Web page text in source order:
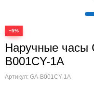
−5%
Наручные часы
B001CY-1A
Артикул: GA-B001CY-1A